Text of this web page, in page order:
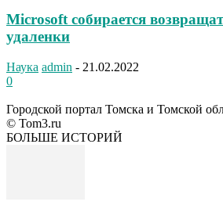
Microsoft собирается
удаленки
Наука admin - 21.02.2022
0
Городской портал Томска и Томской
© Tom3.ru
БОЛЬШЕ ИСТОРИЙ